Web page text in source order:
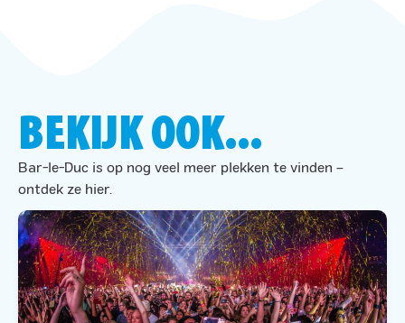
BEKIJK OOK...
Bar-le-Duc is op nog veel meer plekken te vinden –
ontdek ze hier.